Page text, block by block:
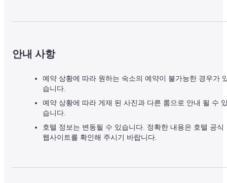
안내 사항
예약 상황에 따라 원하는 숙소의 예약이 불가능한 경우가
습니다.
예약 상황에 따라 게재 된 사진과 다른 룸으로 안내 될 수
습니다.
호텔 정보는 변동될 수 있습니다. 정확한 내용은 호텔 공식
웹사이트를 확인해 주시기 바랍니다.